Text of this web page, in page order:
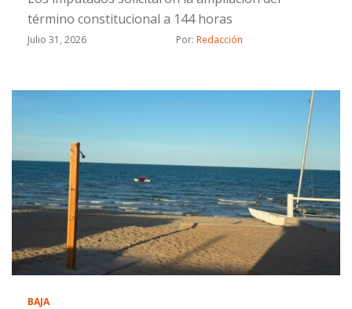
término constitucional a 144 horas
Julio 31, 2026 Por: Redacción
BAJA